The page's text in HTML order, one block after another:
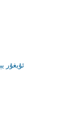
ئۇيغۇر